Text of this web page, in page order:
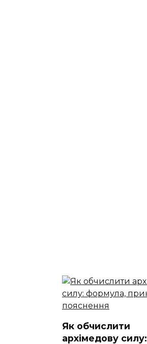
Як обчислити
архімедову силу: